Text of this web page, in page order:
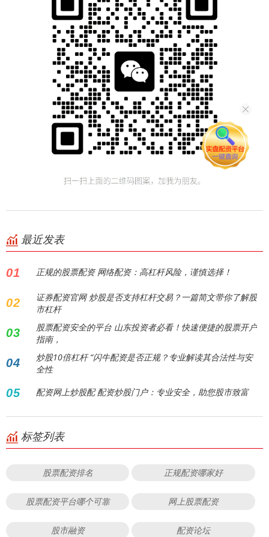
最近发表
01 正规的股票配资 网络配资：高杠杆风险，谨慎选择！
02
证券配资官网 炒股是否支持杠杆交易？一篇简文带你了解股
市杠杆
03
股票配资安全的平台 山东投资者必看！快速便捷的股票开户
指南，
04
炒股10倍杠杆 “闪牛配资是否正规？专业解读其合法性与安
全性
05 配资网上炒股配 配资炒股门户：专业安全，助您股市致富
标签列表
股票配资排名 正规配资哪家好
股票配资平台哪个可靠 网上股票配资
股市融资 配资论坛